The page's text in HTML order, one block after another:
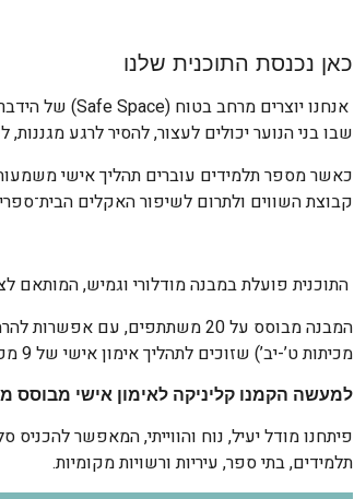
כאן נכנסת התוכנית שלנו
אנחנו יוצרים מרחב בטוח (Safe Space) של הידברות, מודל חדש של יחסים ושפה,
שבו בני הנוער יכולים לעצור, להסיר לרגע
כאשר מספר תלמידים עוברים תהליך אישי
קבוצת השווים ולתרום לשיפור האקלים
התוכנית פועלת במבנה מודלורי וגמיש, המותאם
המבנה מבוסס על 20 משתתפים,
מכיתות ט’-יב’) שזוכים לתהליך אימון אישי של 9 מפגשים.
למעשה הקמנו קליניקה לאימון אישי מבוסס
פיתחנו מודל יעיל, נוח והווייתי, המאפשר
תלמידים, בתי ספר, עיריות ורשויות מקומיות.